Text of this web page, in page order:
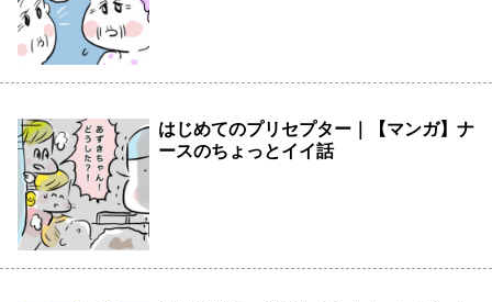
はじめてのプリセプター｜【マンガ】ナ
ースのちょっとイイ話